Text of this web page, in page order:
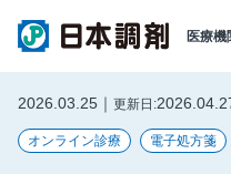
医療機
2026.03.25｜ 更新日:
オンライン診療 電子処方箋